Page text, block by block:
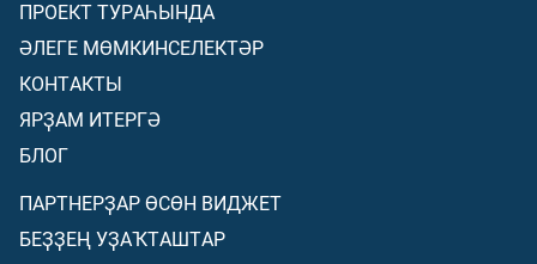
ПРОЕКТ ТУРАҺЫНДА
ӘЛЕГЕ МӨМКИНСЕЛЕКТӘР
КОНТАКТЫ
ЯРҘАМ ИТЕРГӘ
БЛОГ
ПАРТНЕРҘАР ӨСӨН ВИДЖЕТ
БЕҘҘЕҢ УҘАҠТАШТАР